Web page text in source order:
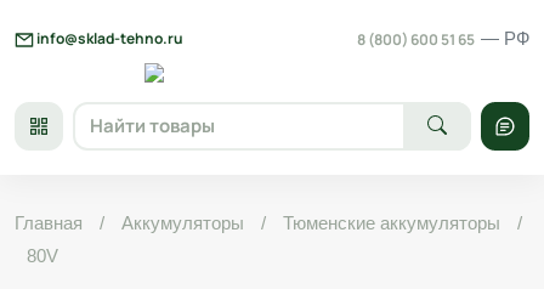
to
info@sklad-tehno.ru 8 (800) 600 51 65 — РФ
Главная / Аккумуляторы / Тюменские аккумуляторы
/
80V